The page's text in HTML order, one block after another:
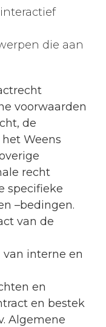
die aan
voorwaarden
de
Weens
recht
specifieke
–bedingen.
van de
interne en
en
en bestek
Algemene